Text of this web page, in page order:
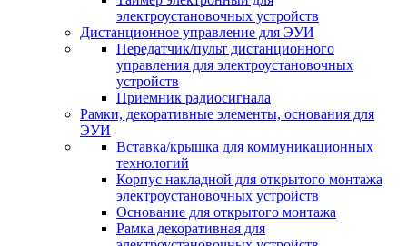
электроустановочных устройств
Дистанционное управление для ЭУИ
Передатчик/пульт дистанционного
управления для электроустановочных
устройств
Приемник радиосигнала
Рамки, декоративные элементы, основания для
ЭУИ
Вставка/крышка для коммуникационных
технологий
Корпус накладной для открытого монтажа
электроустановочных устройств
Основание для открытого монтажа
Рамка декоративная для